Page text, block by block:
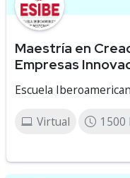
Maestría en
Empresas
Escuela
Virtual 1500